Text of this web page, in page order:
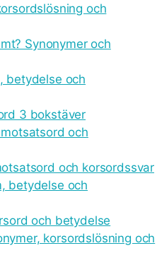
och
Synonymer och
betydelse och
3 bokstäver
och
och korsordssvar
betydelse och
och betydelse
korsordslösning och